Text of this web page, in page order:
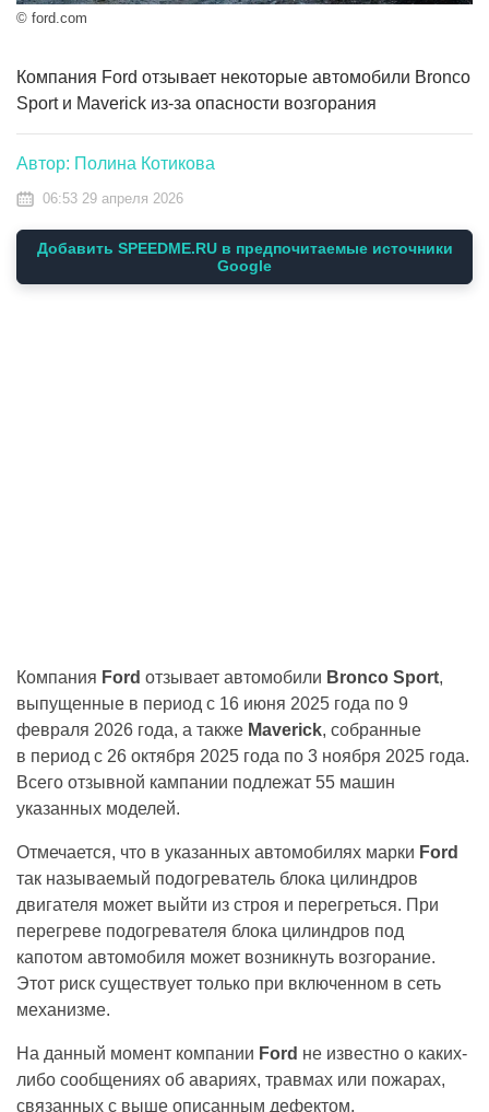
© ford.com
Компания Ford отзывает некоторые автомобили Bronco
Sport и Maverick из-за опасности возгорания
Автор: Полина Котикова
06:53 29 апреля 2026
Добавить SPEEDME.RU в предпочитаемые источники
Google
Компания Ford отзывает автомобили Bronco Sport,
выпущенные в период с 16 июня 2025 года по 9
февраля 2026 года, а также Maverick, собранные
в период с 26 октября 2025 года по 3 ноября 2025 года.
Всего отзывной кампании подлежат 55 машин
указанных моделей.
Отмечается, что в указанных автомобилях марки Ford
так называемый подогреватель блока цилиндров
двигателя может выйти из строя и перегреться. При
перегреве подогревателя блока цилиндров под
капотом автомобиля может возникнуть возгорание.
Этот риск существует только при включенном в сеть
механизме.
На данный момент компании Ford не известно о каких-
либо сообщениях об авариях, травмах или пожарах,
связанных с выше описанным дефектом.